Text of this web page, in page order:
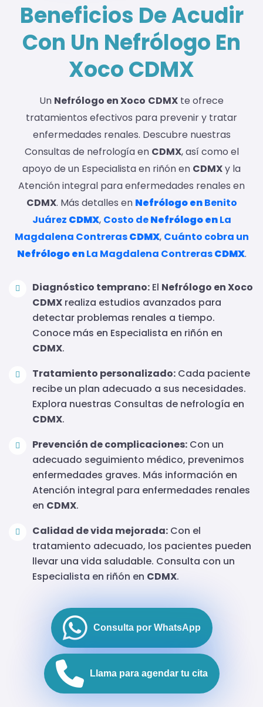
Beneficios De Acudir
Con Un Nefrólogo En
Xoco CDMX
Un Nefrólogo en Xoco CDMX te ofrece
tratamientos efectivos para prevenir y tratar
enfermedades renales. Descubre nuestras
Consultas de nefrología en CDMX, así como el
apoyo de un Especialista en riñón en CDMXy la
Atención integral para enfermedades renales en
CDMX. Más detalles en Nefrólogo enBenito
Juárez CDMX, Costo deNefrólogo enLa
Magdalena ContrerasCDMX, Cuánto cobra un
Nefrólogo enLa Magdalena ContrerasCDMX.
Diagnóstico temprano: El Nefrólogo en Xoco
CDMX realiza estudios avanzados para
detectar problemas renales a tiempo.
Conoce más en Especialista en riñón en
CDMX.
Tratamiento personalizado: Cada paciente
recibe un plan adecuado a sus necesidades.
Explora nuestras Consultas de nefrología en
CDMX.
Prevención de complicaciones: Con un
adecuado seguimiento médico, prevenimos
enfermedades graves. Más información en
Atención integral para enfermedades renales
en CDMX.
Calidad de vida mejorada: Con el
tratamiento adecuado, los pacientes pueden
llevar una vida saludable. Consulta con un
Especialista en riñón en CDMX.
Consulta por WhatsApp
Llama para agendar tu cita